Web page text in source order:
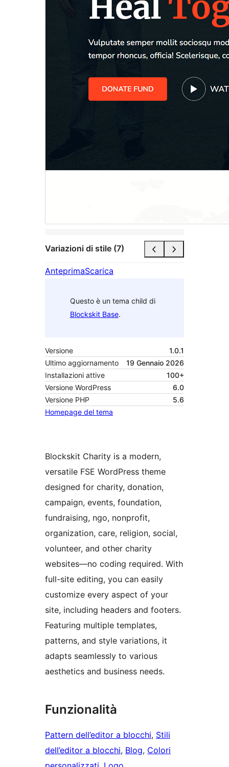
Variazioni di stile (7)
AnteprimaScarica
Questo è un tema child di
Blockskit Base.
Versione
1.0.1
Ultimo aggiornamento
19 Gennaio 2026
Installazioni attive
100+
Versione WordPress
6.0
Versione PHP
5.6
Homepage del tema
Blockskit Charity is a modern,
versatile FSE WordPress theme
designed for charity, donation,
campaign, events, foundation,
fundraising, ngo, nonprofit,
organization, care, religion, social,
volunteer, and other charity
websites—no coding required. With
full-site editing, you can easily
customize every aspect of your
site, including headers and footers.
Featuring multiple templates,
patterns, and style variations, it
adapts seamlessly to various
aesthetics and business needs.
Funzionalità
Pattern dell’editor a blocchi, Stili
dell’editor a blocchi, Blog, Colori